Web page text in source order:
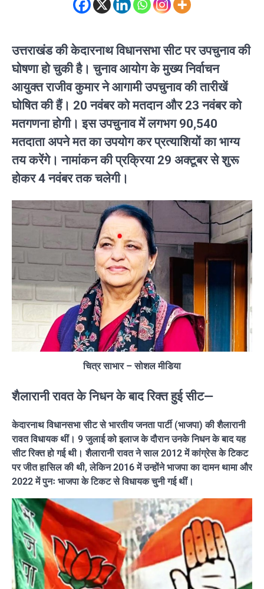
उत्तराखंड की केदारनाथ विधानसभा सीट पर उपचुनाव की
घोषणा हो चुकी है। चुनाव आयोग के मुख्य निर्वाचन
आयुक्त राजीव कुमार ने आगामी उपचुनाव की तारीखें
घोषित की हैं। 20 नवंबर को मतदान और 23 नवंबर को
मतगणना होगी। इस उपचुनाव में लगभग 90,540
मतदाता अपने मत का उपयोग कर प्रत्याशियों का भाग्य
तय करेंगे। नामांकन की प्रक्रिया 29 अक्टूबर से शुरू
होकर 4 नवंबर तक चलेगी।
चित्र साभार – सोशल मीडिया
शैलारानी रावत के निधन के बाद रिक्त हुई सीट—
केदारनाथ विधानसभा सीट से भारतीय जनता पार्टी (भाजपा) की शैलारानी
रावत विधायक थीं। 9 जुलाई को इलाज के दौरान उनके निधन के बाद यह
सीट रिक्त हो गई थी। शैलारानी रावत ने साल 2012 में कांग्रेस के टिकट
पर जीत हासिल की थी, लेकिन 2016 में उन्होंने भाजपा का दामन थामा और
2022 में पुनः भाजपा के टिकट से विधायक चुनी गई थीं।